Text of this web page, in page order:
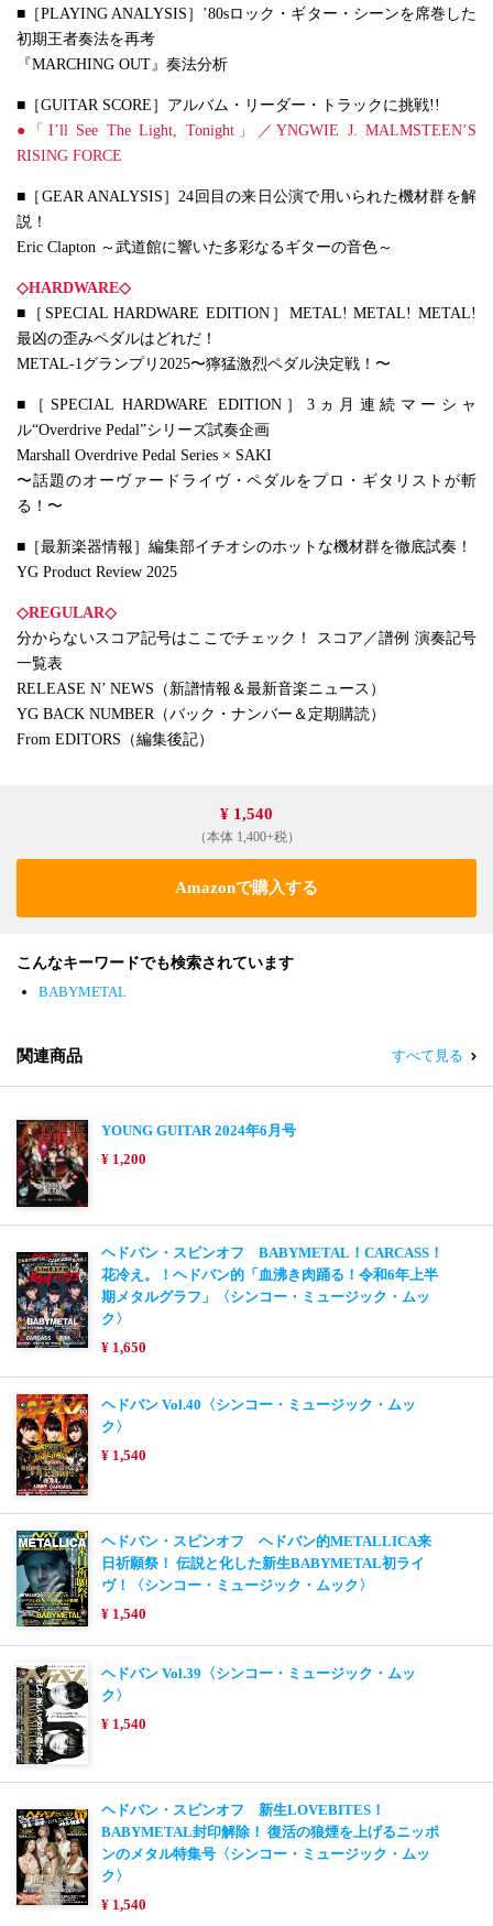
■［PLAYING ANALYSIS］’80sロック・ギター・シーンを席巻した
初期王者奏法を再考
『MARCHING OUT』奏法分析
■［GUITAR SCORE］アルバム・リーダー・トラックに挑戦!!
●「I’ll See The Light, Tonight」／YNGWIE J. MALMSTEEN’S
RISING FORCE
■［GEAR ANALYSIS］24回目の来日公演で用いられた機材群を解
説！
Eric Clapton ～武道館に響いた多彩なるギターの音色～
◇HARDWARE◇
■［SPECIAL HARDWARE EDITION］METAL! METAL! METAL!
最凶の歪みペダルはどれだ！
METAL-1グランプリ2025〜獰猛激烈ペダル決定戦！〜
■［SPECIAL HARDWARE EDITION］3ヵ月連続マーシャ
ル“Overdrive Pedal”シリーズ試奏企画
Marshall Overdrive Pedal Series × SAKI
〜話題のオーヴァードライヴ・ペダルをプロ・ギタリストが斬
る！〜
■［最新楽器情報］編集部イチオシのホットな機材群を徹底試奏！
YG Product Review 2025
◇REGULAR◇
分からないスコア記号はここでチェック！ スコア／譜例 演奏記号
一覧表
RELEASE N’ NEWS（新譜情報＆最新音楽ニュース）
YG BACK NUMBER（バック・ナンバー＆定期購読）
From EDITORS（編集後記）
¥ 1,540
（本体 1,400+税）
Amazonで購入する
こんなキーワードでも検索されています
BABYMETAL
関連商品 すべて見る
YOUNG GUITAR 2024年6月号
¥ 1,200
ヘドバン・スピンオフ BABYMETAL！CARCASS！
花冷え。！ヘドバン的「血沸き肉踊る！令和6年上半
期メタルグラフ」〈シンコー・ミュージック・ムッ
ク〉
¥ 1,650
ヘドバン Vol.40〈シンコー・ミュージック・ムッ
ク〉
¥ 1,540
ヘドバン・スピンオフ ヘドバン的METALLICA来
日祈願祭！ 伝説と化した新生BABYMETAL初ライ
ヴ！〈シンコー・ミュージック・ムック〉
¥ 1,540
ヘドバン Vol.39〈シンコー・ミュージック・ムッ
ク〉
¥ 1,540
ヘドバン・スピンオフ 新生LOVEBITES！
BABYMETAL封印解除！ 復活の狼煙を上げるニッポ
ンのメタル特集号〈シンコー・ミュージック・ムッ
ク〉
¥ 1,540